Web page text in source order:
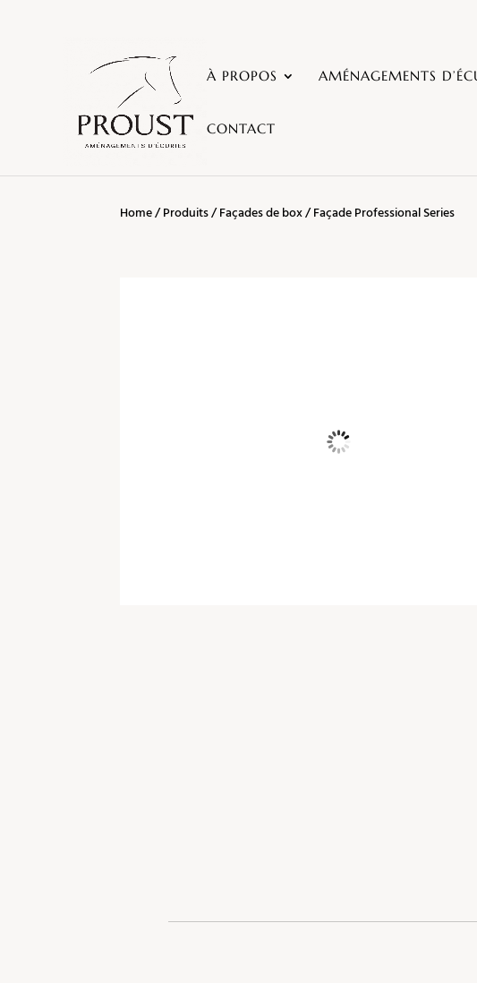
À PROPOS AMÉNAGEMENTS
CONTACT
Home/Produits/Façades de box/ Façade Professional Series